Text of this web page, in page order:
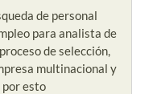
de personal
para analista de
de selección,
multinacional y
por esto